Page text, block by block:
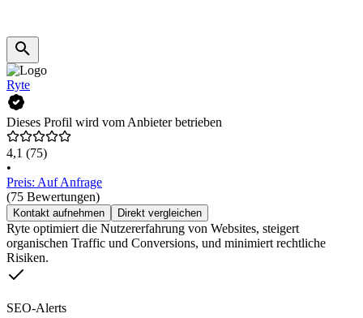
Ryte
Dieses Profil wird vom Anbieter betrieben
4,1 (75)
•
Preis: Auf Anfrage
(75 Bewertungen)
Kontakt aufnehmen Direkt vergleichen
Ryte optimiert die Nutzererfahrung von Websites, steigert
organischen Traffic und Conversions, und minimiert rechtliche
Risiken.
SEO-Alerts